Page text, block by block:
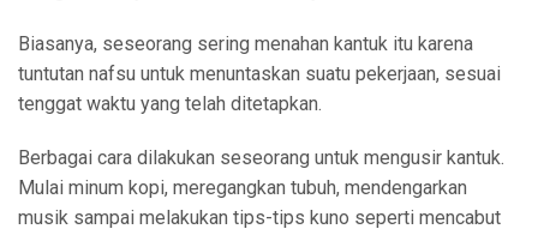
Biasanya, seseorang sering menahan kantuk itu karena
tuntutan nafsu untuk menuntaskan suatu pekerjaan, sesuai
tenggat waktu yang telah ditetapkan.
Berbagai cara dilakukan seseorang untuk mengusir kantuk.
Mulai minum kopi, meregangkan tubuh, mendengarkan
musik sampai melakukan tips-tips kuno seperti mencabut